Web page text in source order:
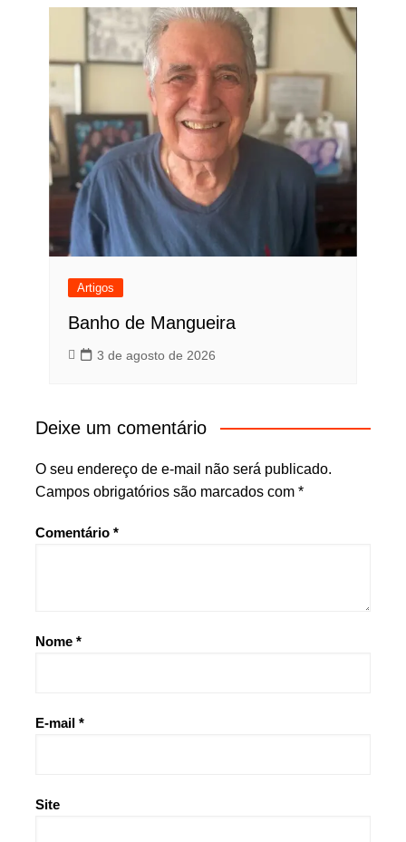
Artigos
Banho de Mangueira
3 de agosto de 2026
Deixe um comentário
O seu endereço de e-mail não será publicado.
Campos obrigatórios são marcados com *
Comentário *
Nome *
E-mail *
Site